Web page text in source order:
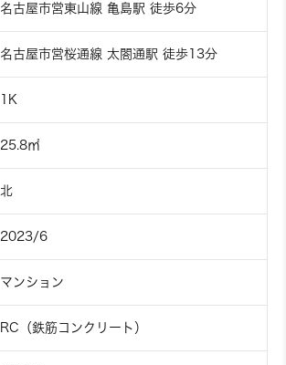
名古屋市営東山線 亀島駅 徒歩6分
名古屋市営桜通線 太閤通駅 徒歩13分
1K
25.8㎡
北
2023/6
マンション
RC（鉄筋コンクリート）